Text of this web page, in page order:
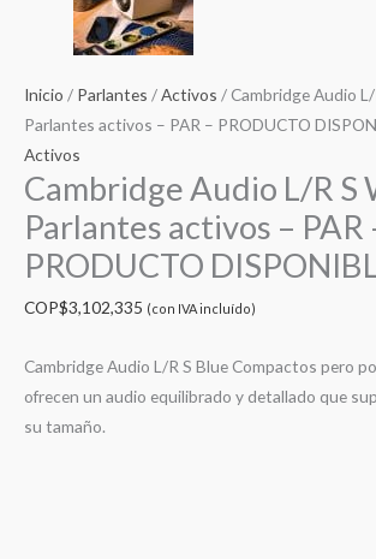
Inicio / Parlantes /Activos / Cambridge Audio
Parlantes activos – PAR – PRODUCTO
Activos
Cambridge Audio L/R S
Parlantes activos – PAR
PRODUCTO
COP$3,102,335 (con IVA incluído)
Cambridge Audio L/R S Blue Compactos pero
ofrecen un audio equilibrado y detallado que
su tamaño.